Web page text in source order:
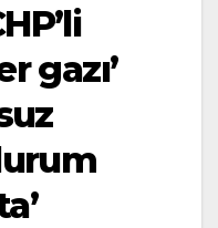
gazı’